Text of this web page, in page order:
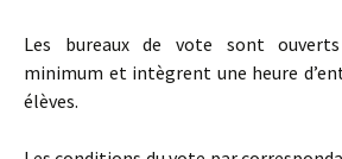
Les bureaux de vote sont
minimum et intègrent une heure
élèves.